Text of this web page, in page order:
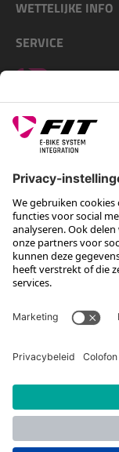
WETTELIJKE INFO
SERVICE
*Aanbevolen